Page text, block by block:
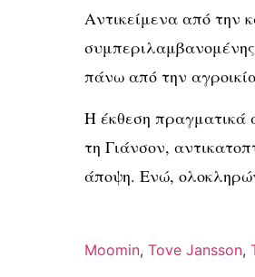
Αντικείμενα από την
συμπεριλαμβανομένης
πάνω από την
Η έκθεση πραγματικά
τη Γιάνσον,
άποψη. Ενώ,
Moomin, Tove Jansson,